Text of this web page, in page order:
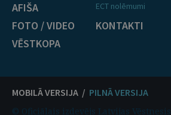
AFIŠA
FOTO / VIDEO
VĒSTKOPA
ECT nolēmumi
KONTAKTI
MOBILĀ VERSIJA / PILNĀ VERSIJA
© Oficiālais izdevējs Latvijas Vēstnesis